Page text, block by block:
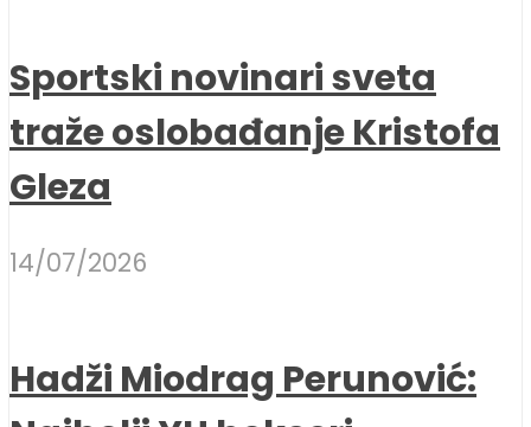
Sportski novinari sveta
traže oslobađanje Kristofa
Gleza
14/07/2026
Hadži Miodrag Perunović: